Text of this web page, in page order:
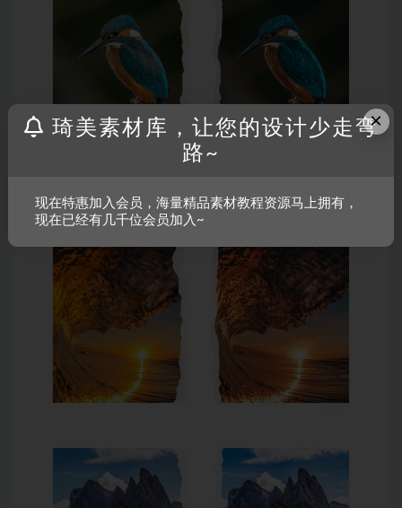
×
琦美素材库，让您的设计少走弯
路~
现在特惠加入会员，海量精品素材教程资源马上拥有，
现在已经有几千位会员加入~